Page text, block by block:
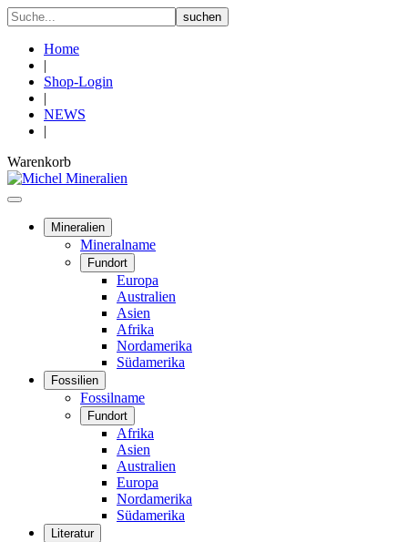
Home
|
Shop-Login
|
NEWS
|
Warenkorb
Mineralien
Mineralname
Fundort
Europa
Australien
Asien
Afrika
Nordamerika
Südamerika
Fossilien
Fossilname
Fundort
Afrika
Asien
Australien
Europa
Nordamerika
Südamerika
Literatur